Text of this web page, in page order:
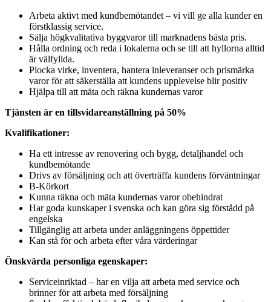
Arbeta aktivt med kundbemötandet – vi vill ge alla kunder en
förstklassig service.
Sälja högkvalitativa byggvaror till marknadens bästa pris.
Hålla ordning och reda i lokalerna och se till att hyllorna alltid
är välfyllda.
Plocka virke, inventera, hantera inleveranser och prismärka
varor för att säkerställa att kundens upplevelse blir positiv
Hjälpa till att mäta och räkna kundernas varor
Tjänsten är en tillsvidareanställning på 50%
Kvalifikationer:
Ha ett intresse av renovering och bygg, detaljhandel och
kundbemötande
Drivs av försäljning och att överträffa kundens förväntningar
B-Körkort
Kunna räkna och mäta kundernas varor obehindrat
Har goda kunskaper i svenska och kan göra sig förstådd på
engelska
Tillgänglig att arbeta under anläggningens öppettider
Kan stå för och arbeta efter våra värderingar
Önskvärda personliga egenskaper:
Serviceinriktad – har en vilja att arbeta med service och
brinner för att arbeta med försäljning